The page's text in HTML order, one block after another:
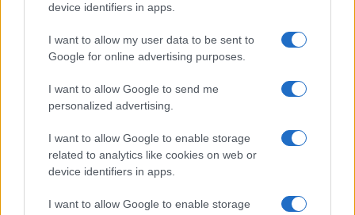
device identifiers in apps.
I want to allow my user data to be sent to
Google for online advertising purposes.
I want to allow Google to send me
personalized advertising.
I want to allow Google to enable storage
related to analytics like cookies on web or
device identifiers in apps.
I want to allow Google to enable storage
ΠΟΝΤΟΣ